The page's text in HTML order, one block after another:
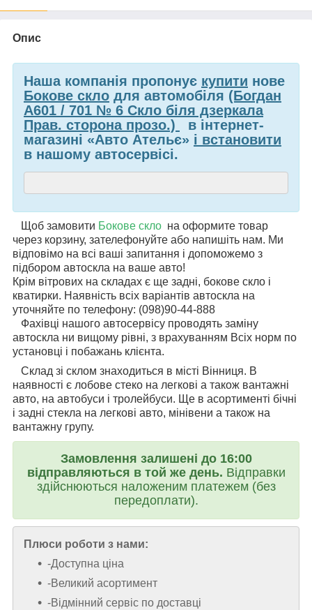
Опис
Наша компанія пропонує купити нове
Бокове скло для автомобіля (Богдан
А601 / 701 № 6 Скло біля дзеркала
Прав. сторона прозо.)
в інтернет-
магазині «Авто Ательє» і встановити
в нашому автосервісі.
Щоб замовити Бокове скло на оформите товар
через корзину, зателефонуйте або напишіть нам. Ми
відповімо на всі ваші запитання і допоможемо з
підбором автоскла на ваше авто!
Крім вітрових на складах є ще задні, бокове скло і
кватирки. Наявність всіх варіантів автоскла на
уточняйте по телефону: (098)90-44-888
Фахівці нашого автосервісу проводять заміну
автоскла ни вищому рівні, з врахуванням Всіх норм по
установці і побажань клієнта.
Склад зі склом знаходиться в місті Вінниця. В
наявності є лобове стеко на легкові а також вантажні
авто, на автобуси і тролейбуси. Ще в асортименті бічні
і задні стекла на легкові авто, мінівени а також на
вантажну групу.
Замовлення залишені до 16:00
відправляються в той же день. Відправки
здійснюються наложеним платежем (без
передоплати).
Плюси роботи з нами:
-Доступна ціна
-Великий асортимент
-Відмінний сервіс по доставці